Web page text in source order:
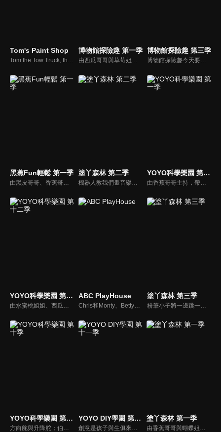
Tom's Paint Shop
Tom the Tow Truck, the famous truck of Car City, also washes his friends ! Tom welcomes his cars and trucs friends into his brand new Car Wash and cleans them, they come out totally washed like brand new cars!
博物館探險趣 第一季
由西瓜哥哥與草莓姐姐攜手主持，西瓜哥哥擅長繪畫藝術，草莓姐姐則為台北藝術大學音樂研究所高材生，他們兩人將各自發揮所長，帶著大小朋友一起環遊台灣博物館。
博物館探險趣 第三季
博物館探險趣今天要帶大家前往布袋戲的世界。西瓜哥哥與草莓姊姊演出武松打虎戲碼，西瓜松不忍棒打裝可愛的草莓老虎，正當兩人擔心短劇不知如何收尾，威璁老師出現了，帶他們到有戲看有戲演的地方參觀。
黑蕉Fun輕鬆 第一季
由黑皮哥哥、香蕉哥哥及草莓姐姐共同主持。帶著孩子與黑皮哥哥一同冒險旅行、一起來聽香蕉哥哥講故事、再到草莓姐姐的音樂教室裡，與草莓一起唱出好聲音。
塗丫森林 第二季
機器人教我們畫音樂盒娃娃，草莓姊姊畫玩具櫃、香蕉哥哥畫聲音，粉筆小子將一邊跳一邊畫畫教小朋友瞭解樂譜，小鍾畫客家小英雄
YOYO科學樂園 第一季
由香蕉哥哥主持，帶領小朋友學習簡單的科學知識。
YOYO科學樂園 第十二季 ABC PlayHouse
Chris和Monty、Betty用肢體語言和戲劇演出，與小朋友互動，教導孩子日常生活中熟悉的英語單字和句型。
塗丫森林 第三季
粉筆小子將一邊跳一邊教小朋友各種家禽；機器人教我們畫小雞；香蕉哥哥教大家用彈殼畫出不一樣的圖畫；三暉幼稚園的小朋友與大家一起用紙盤畫畫。
YOYO科學樂園 第十季
方向舵與升降舵；伯努力定律；足球飛機。
YOYO DIY學園 第十一季
創意是孩子與生俱來的天份，本節目帶家長與小朋友一起做有趣又好玩的美勞作品，一同體會親子DIY的樂趣，共享歡樂親子時光，培養小朋友在各方面的均衡發展。
塗丫森林 第一季
由香蕉哥哥與蝴蝶姐姐聯手出擊，透過圖畫、音樂、故事等方式，開啟小朋友無限潛能，讓小朋友在遊戲中自然學習，還有粉筆小子教大家用簡單線條畫出有趣的圖形；「塗ㄚ偵探」裡，阿嗚還會將許多世界名畫介紹給小朋友認識。